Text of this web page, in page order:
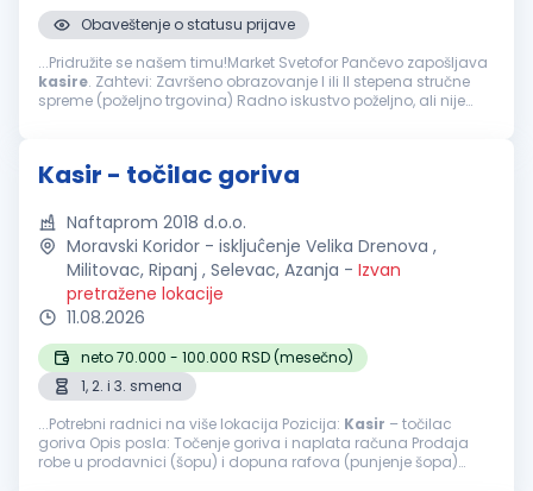
Obaveštenje o statusu prijave
...Pridružite se našem timu!Market Svetofor Pančevo zapošljava
kasire. Zahtevi: Završeno obrazovanje I ili II stepena stručne
spreme (poželjno trgovina) Radno iskustvo poželjno, ali nije
Kasir - točilac goriva
Naftaprom 2018 d.o.o.
Moravski Koridor - iskljuĉenje Velika Drenova ,
Militovac, Ripanj , Selevac, Azanja - Izvan
pretražene lokacije
11.08.2026
neto 70.000 - 100.000 RSD (mesečno)
1, 2. i 3. smena
...Potrebni radnici na više lokacija Pozicija: Kasir – točilac
goriva Opis posla: Točenje goriva i naplata računa Prodaja
robe u prodavnici (šopu) i dopuna rafova (punjenje šopa)